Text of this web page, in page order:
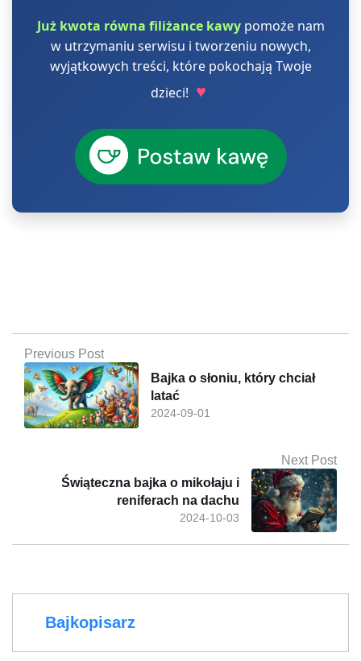
Już kwota równa filiżance kawypomoże nam
w utrzymaniu serwisu i tworzeniu nowych,
wyjątkowych treści, które pokochają Twoje
dzieci! ♥
Previous Post
2024-09-01
Bajka o słoniu, który chciał
latać
Next Post
2024-10-03
Świąteczna bajka o mikołaju i
reniferach na dachu
Bajkopisarz